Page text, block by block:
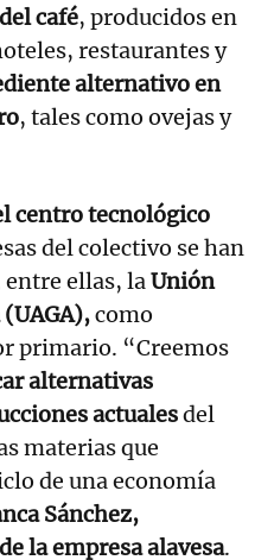
café, producidos en
restaurantes y
alternativo en
, tales como ovejas y
centro tecnológico
del colectivo se han
entre ellas, laUnión
como
primario. “Creemos
alternativas
actualesdel
materias que
de una economía
Sánchez,
la empresa alavesa.